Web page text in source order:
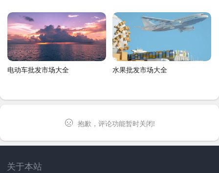
电动车批发市场大全 水果批发市场大全
抱歉，评论功能暂时关闭!
关于本站